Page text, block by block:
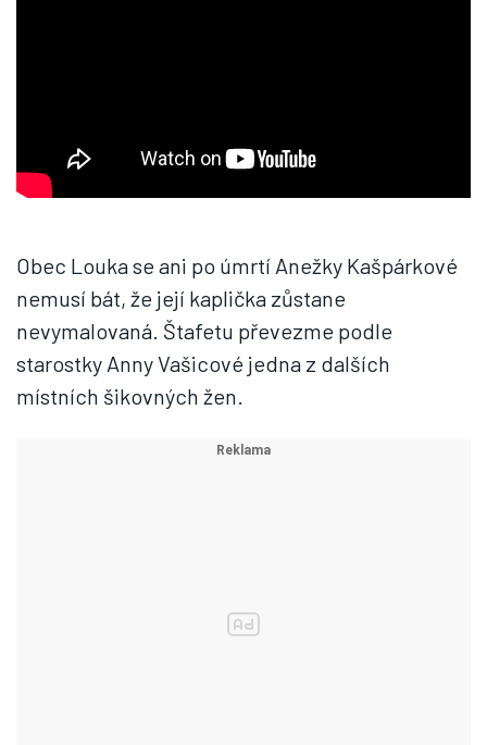
Obec Louka se ani po úmrtí Anežky Kašpárkové
nemusí bát, že její kaplička zůstane
nevymalovaná. Štafetu převezme podle
starostky Anny Vašicové jedna z dalších
místních šikovných žen.